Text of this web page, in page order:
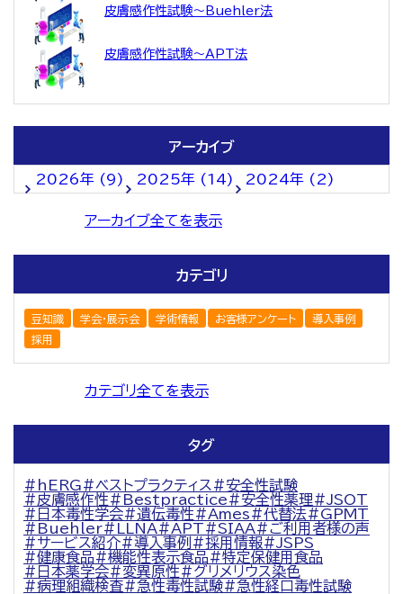
皮膚感作性試験～Buehler法
皮膚感作性試験～APT法
アーカイブ
2026年 (9) 2025年 (14) 2024年 (2)
アーカイブ全てを表示
カテゴリ
豆知識 学会・展示会 学術情報 お客様アンケート
導入事例
採用
カテゴリ全てを表示
タグ
hERG ベストプラクティス
安全性試験
皮膚感作性
Bestpractice 安全性薬理
JSOT
日本毒性学会
遺伝毒性 Ames 代替法
GPMT
Buehler
LLNA APT SIAA
ご利用者様の声
サービス紹介
導入事例 採用情報
JSPS
健康食品
機能性表示食品
特定保健用食品
日本薬学会
変異原性
グリメリウス染色
病理組織検査
急性毒性試験 急性経口毒性試験